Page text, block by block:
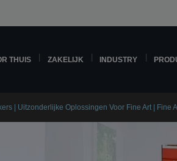
THUIS ZAKELIJK INDUSTRY
| Uitzonderlijke Oplossingen Voor Fine Art | Fine